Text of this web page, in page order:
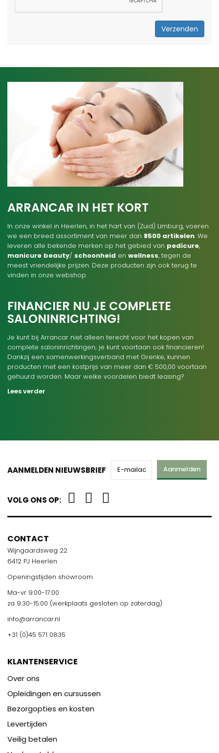
Verzenden
ARRANCAR IN HET KORT
In onze winkel in Heerlen, in het hart van (Zuid) Limburg, voeren
we een breed assortiment van meer dan 8500 artikelen. We
leveren alle bekende merken op het gebied van pedicure,
manicure beauty/ schoonheid en wellness, tegen de
meest vriendelijke prijzen. Deze producten zijn ook terug te
vinden in onze webshop.
FINANCIER NU JE COMPLETE
SALONINRICHTING!
Je kunt bij Arrancar niet alleen terecht voor het kopen van
complete saloninrichtingen; je kunt voortaan ook financieren!
Dankzij een samenwerkingsverband met Grenke, kunnen
producten met een kostprijs van meer dan € 500,00 voortaan
gehuurd worden. Maar welke voordelen biedt leasing?
Lees verder
AANMELDEN NIEUWSBRIEF Aanmelden
VOLG ONS OP:
CONTACT
Wijngaardsweg 22
6412 PJ Heerlen
Openingstijden showroom
Ma-vr 9:00-17:00
za 9:30-15:00 (werkplaats gesloten op zaterdag)
info@arrancar.nl
+31 (0)45 571 0835
KLANTENSERVICE
Over ons
Opleidingen en cursussen
Bezorgopties en kosten
Levertijden
Veilig betalen